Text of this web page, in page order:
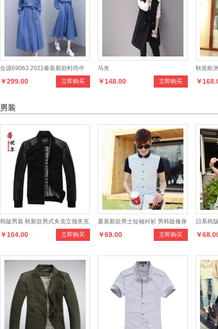
合源69063 2021春装新款时尚牛
仔连衣裙 立即购买
￥299.00
马夹
立即购买
￥148.00
秋装欧
套长袖
￥
男装
韩版男装 秋新款男式夹克立领夹克
衫 男士休闲外套夹克男 立即购买
￥104.00
夏装新款男士短袖衬衫 男韩版修身
衬衣潮清新 立即购买
￥69.00
日系韩
短袖条
￥